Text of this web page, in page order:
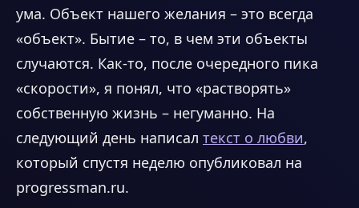
ума. Объект нашего желания – это всегда
«объект». Бытие – то, в чем эти объекты
случаются. Как-то, после очередного пика
«скорости», я понял, что «растворять»
собственную жизнь – негуманно. На
следующий день написал текст о любви,
который спустя неделю опубликовал на
progressman.ru.